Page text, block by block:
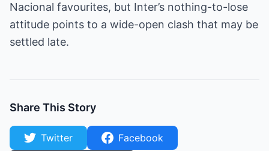
Nacional favourites, but Inter’s nothing-to-lose
attitude points to a wide-open clash that may be
settled late.
Share This Story
Twitter Facebook